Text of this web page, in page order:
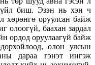
биш. Эзэн нь хэн ч
хөрөнгө оруулсан байж
олоогүй, баахан зардал
ордод оруулаагүй байж
олон улсын
дараа гэнэт ингэж